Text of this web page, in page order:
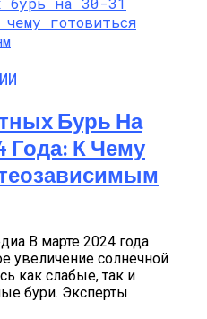
Бурь На
Года: К Чему
В марте 2024 года
увеличение солнечной
как слабые, так и
бури. Эксперты